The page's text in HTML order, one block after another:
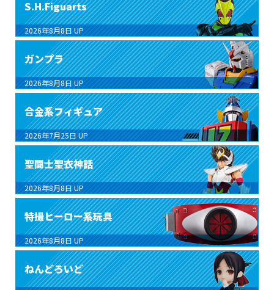
S.H.Figuarts
2026年8月8日 UP
ガンプラ
2026年8月8日 UP
合金系フィギュア
2026年7月25日 UP
聖闘士聖衣神話
2026年8月8日 UP
特撮ヒーロー系玩具
2026年8月8日 UP
ねんどろいど